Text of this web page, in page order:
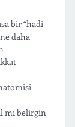
bir “hadi
daha
mı belirgin